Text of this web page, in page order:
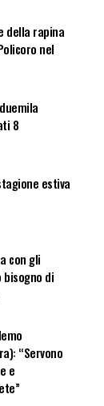
della rapina
nel
8
estiva
con gli
bisogno di
“Servono
e